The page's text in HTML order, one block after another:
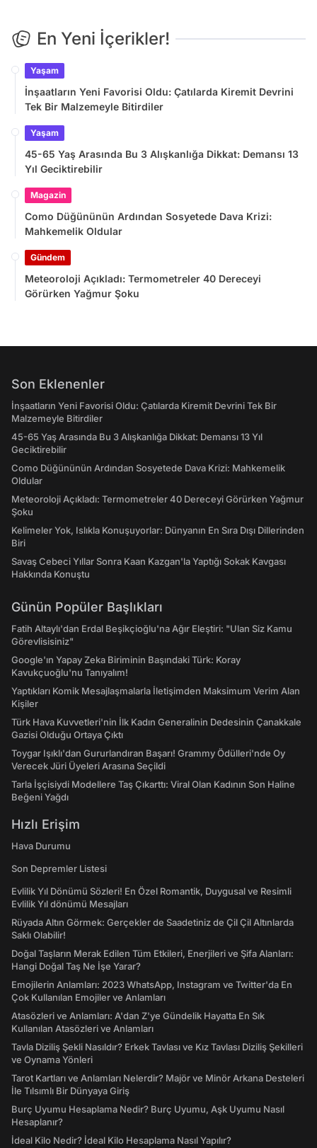
En Yeni İçerikler!
Yaşam
İnşaatların Yeni Favorisi Oldu: Çatılarda Kiremit Devrini
Tek Bir Malzemeyle Bitirdiler
Yaşam
45-65 Yaş Arasında Bu 3 Alışkanlığa Dikkat: Demansı 13
Yıl Geciktirebilir
Magazin
Como Düğününün Ardından Sosyetede Dava Krizi:
Mahkemelik Oldular
Gündem
Meteoroloji Açıkladı: Termometreler 40 Dereceyi
Görürken Yağmur Şoku
Son Eklenenler
İnşaatların Yeni Favorisi Oldu: Çatılarda Kiremit Devrini Tek Bir
Malzemeyle Bitirdiler
45-65 Yaş Arasında Bu 3 Alışkanlığa Dikkat: Demansı 13 Yıl
Geciktirebilir
Como Düğününün Ardından Sosyetede Dava Krizi: Mahkemelik
Oldular
Meteoroloji Açıkladı: Termometreler 40 Dereceyi Görürken Yağmur
Şoku
Kelimeler Yok, Islıkla Konuşuyorlar: Dünyanın En Sıra Dışı Dillerinden
Biri
Savaş Cebeci Yıllar Sonra Kaan Kazgan'la Yaptığı Sokak Kavgası
Hakkında Konuştu
Günün Popüler Başlıkları
Fatih Altaylı'dan Erdal Beşikçioğlu'na Ağır Eleştiri: "Ulan Siz Kamu
Görevlisisiniz"
Google'ın Yapay Zeka Biriminin Başındaki Türk: Koray
Kavukçuoğlu'nu Tanıyalım!
Yaptıkları Komik Mesajlaşmalarla İletişimden Maksimum Verim Alan
Kişiler
Türk Hava Kuvvetleri'nin İlk Kadın Generalinin Dedesinin Çanakkale
Gazisi Olduğu Ortaya Çıktı
Toygar Işıklı'dan Gururlandıran Başarı! Grammy Ödülleri'nde Oy
Verecek Jüri Üyeleri Arasına Seçildi
Tarla İşçisiydi Modellere Taş Çıkarttı: Viral Olan Kadının Son Haline
Beğeni Yağdı
Hızlı Erişim
Hava Durumu
Son Depremler Listesi
Evlilik Yıl Dönümü Sözleri! En Özel Romantik, Duygusal ve Resimli
Evlilik Yıl dönümü Mesajları
Rüyada Altın Görmek: Gerçekler de Saadetiniz de Çil Çil Altınlarda
Saklı Olabilir!
Doğal Taşların Merak Edilen Tüm Etkileri, Enerjileri ve Şifa Alanları:
Hangi Doğal Taş Ne İşe Yarar?
Emojilerin Anlamları: 2023 WhatsApp, Instagram ve Twitter'da En
Çok Kullanılan Emojiler ve Anlamları
Atasözleri ve Anlamları: A'dan Z'ye Gündelik Hayatta En Sık
Kullanılan Atasözleri ve Anlamları
Tavla Diziliş Şekli Nasıldır? Erkek Tavlası ve Kız Tavlası Diziliş Şekilleri
ve Oynama Yönleri
Tarot Kartları ve Anlamları Nelerdir? Majör ve Minör Arkana Desteleri
İle Tılsımlı Bir Dünyaya Giriş
Burç Uyumu Hesaplama Nedir? Burç Uyumu, Aşk Uyumu Nasıl
Hesaplanır?
İdeal Kilo Nedir? İdeal Kilo Hesaplama Nasıl Yapılır?